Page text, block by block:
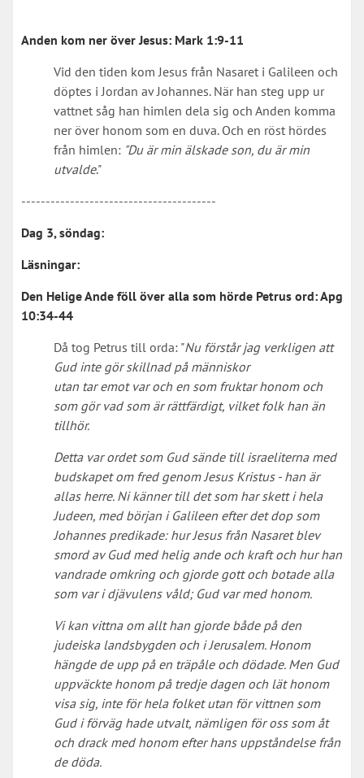
Anden kom ner över Jesus: Mark 1:9-11
Vid den tiden kom Jesus från Nasaret i Galileen och
döptes i Jordan av Johannes. När han steg upp ur
vattnet såg han himlen dela sig och Anden komma
ner över honom som en duva. Och en röst hördes
från himlen: "Du är min älskade son, du är min
utvalde."
----------------------------------------
Dag 3, söndag:
Läsningar:
Den Helige Ande föll över alla som hörde Petrus ord:Apg
10:34-44
Då tog Petrus till orda: "Nu förstår jag verkligen att
Gud inte gör skillnad på människor
utan tar emot var och en som fruktar honom och
som gör vad som är rättfärdigt, vilket folk han än
tillhör.
Detta var ordet som Gud sände till israeliterna med
budskapet om fred genom Jesus Kristus - han är
allas herre. Ni känner till det som har skett i hela
Judeen, med början i Galileen efter det dop som
Johannes predikade: hur Jesus från Nasaret blev
smord av Gud med helig ande och kraft och hur han
vandrade omkring och gjorde gott och botade alla
som var i djävulens våld; Gud var med honom.
Vi kan vittna om allt han gjorde både på den
judeiska landsbygden och i Jerusalem. Honom
hängde de upp på en träpåle och dödade. Men Gud
uppväckte honom på tredje dagen och lät honom
visa sig, inte för hela folket utan för vittnen som
Gud i förväg hade utvalt, nämligen för oss som åt
och drack med honom efter hans uppståndelse från
de döda.